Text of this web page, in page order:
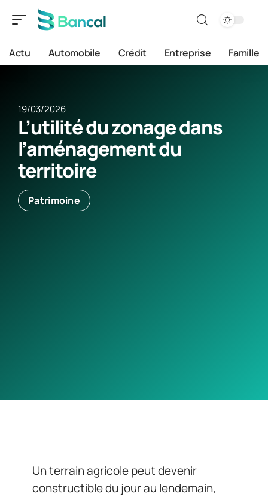
Actu Automobile Crédit Entreprise Famille
19/03/2026
L’utilité du zonage dans
l’aménagement du
territoire
Patrimoine
Un terrain agricole peut devenir
constructible du jour au lendemain,